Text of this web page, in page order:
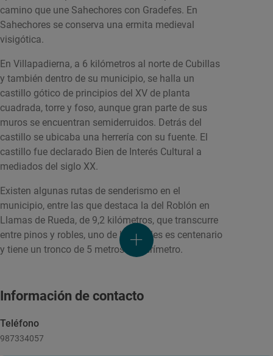
camino que une Sahechores con Gradefes. En
Sahechores se conserva una ermita medieval
visigótica.
En Villapadierna, a 6 kilómetros al norte de Cubillas
y también dentro de su municipio, se halla un
castillo gótico de principios del XV de planta
cuadrada, torre y foso, aunque gran parte de sus
muros se encuentran semiderruidos. Detrás del
castillo se ubicaba una herrería con su fuente. El
castillo fue declarado Bien de Interés Cultural a
mediados del siglo XX.
Existen algunas rutas de senderismo en el
municipio, entre las que destaca la del Roblón en
Llamas de Rueda, de 9,2 kilómetros, que transcurre
entre pinos y robles, uno de los cuales es centenario
y tiene un tronco de 5 metros de perímetro.
Información de contacto
Teléfono
987334057